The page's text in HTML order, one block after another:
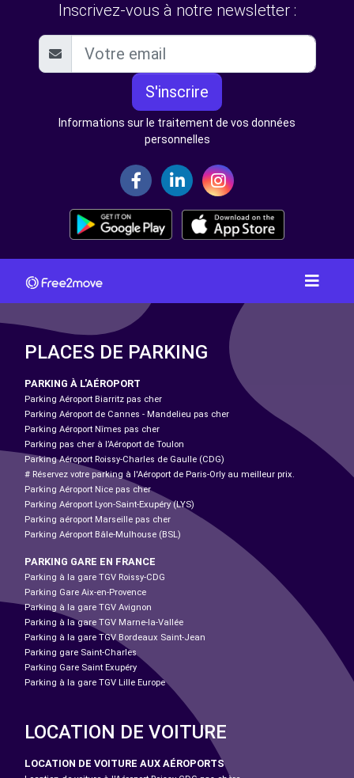
Inscrivez-vous à notre newsletter :
S'inscrire
Informations sur le traitement de vos données
personnelles
PLACES DE PARKING
PARKING À L'AÉROPORT
Parking Aéroport Biarritz pas cher
Parking Aéroport de Cannes - Mandelieu pas cher
Parking Aéroport Nîmes pas cher
Parking pas cher à l’Aéroport de Toulon
Parking Aéroport Roissy-Charles de Gaulle (CDG)
# Réservez votre parking à l'Aéroport de Paris-Orly au meilleur prix.
Parking Aéroport Nice pas cher
Parking Aéroport Lyon-Saint-Exupéry (LYS)
Parking aéroport Marseille pas cher
Parking Aéroport Bâle-Mulhouse (BSL)
PARKING GARE EN FRANCE
Parking à la gare TGV Roissy-CDG
Parking Gare Aix-en-Provence
Parking à la gare TGV Avignon
Parking à la gare TGV Marne-la-Vallée
Parking à la gare TGV Bordeaux Saint-Jean
Parking gare Saint-Charles
Parking Gare Saint Exupéry
Parking à la gare TGV Lille Europe
LOCATION DE VOITURE
LOCATION DE VOITURE AUX AÉROPORTS